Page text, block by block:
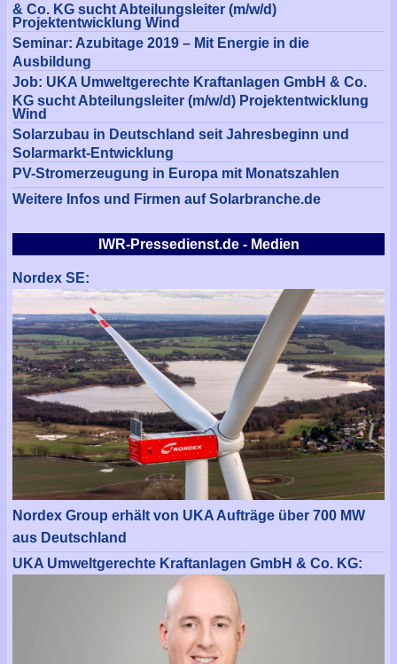
& Co. KG sucht Abteilungsleiter (m/w/d)
Projektentwicklung Wind
Seminar: Azubitage 2019 – Mit Energie in die
Ausbildung
Job: UKA Umweltgerechte Kraftanlagen GmbH & Co.
KG sucht Abteilungsleiter (m/w/d) Projektentwicklung
Wind
Solarzubau in Deutschland seit Jahresbeginn und
Solarmarkt-Entwicklung
PV-Stromerzeugung in Europa mit Monatszahlen
Weitere Infos und Firmen auf Solarbranche.de
IWR-Pressedienst.de - Medien
Nordex SE:
Nordex Group erhält von UKA Aufträge über 700 MW
aus Deutschland
UKA Umweltgerechte Kraftanlagen GmbH & Co. KG: